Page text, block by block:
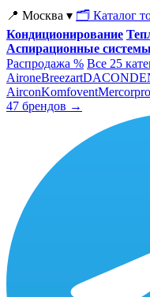
📍 Москва ▾ 🗂 Каталог
Кондиционирование
Аспирационные системы
Распродажа % Все 25
AironeBreezartDACOND
AirconKomfovent
47 брендов →